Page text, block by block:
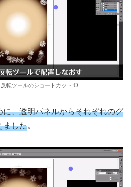
転ツールのショートカット:O
に、透明パネルからそれぞれのグ
ました。